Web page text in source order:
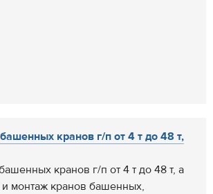
кранов г/п от 4 т до 48 т,
кранов г/п от 4 т до 48 т, а
монтаж кранов башенных,